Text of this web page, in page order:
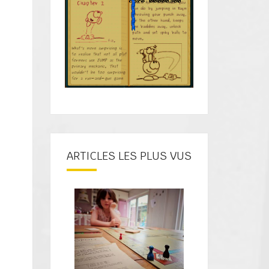
ARTICLES LES PLUS VUS